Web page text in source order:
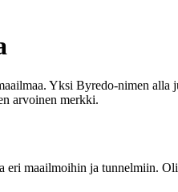
Yksi Byredo-nimen alla
arvoinen merkki.
maailmoihin ja tunnelmiin.